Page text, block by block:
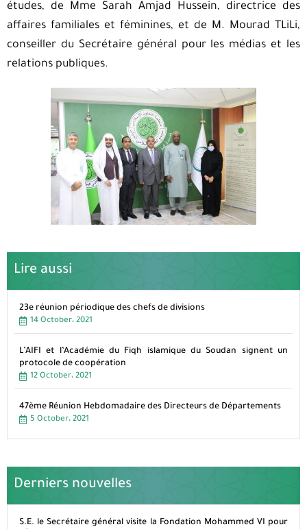
études, de Mme Sarah Amjad Hussein, directrice des
affaires familiales et féminines, et de M. Mourad TLiLi,
conseiller du Secrétaire général pour les médias et les
relations publiques.
Lire aussi
23e réunion périodique des chefs de divisions
14 October، 2021
L’AIFI et l’Académie du Fiqh islamique du Soudan signent un
protocole de coopération
12 October، 2021
47ème Réunion Hebdomadaire des Directeurs de Départements
5 October، 2021
Derniers nouvelles
S.E. le Secrétaire général visite la Fondation Mohammed VI pour